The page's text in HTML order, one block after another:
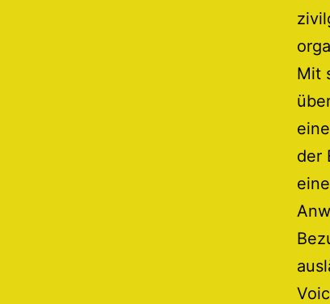
Mit
der